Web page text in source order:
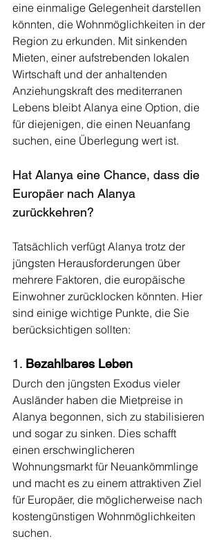
eine einmalige Gelegenheit darstellen
könnten, die Wohnmöglichkeiten in der
Region zu erkunden. Mit sinkenden
Mieten, einer aufstrebenden lokalen
Wirtschaft und der anhaltenden
Anziehungskraft des mediterranen
Lebens bleibt Alanya eine Option, die
für diejenigen, die einen Neuanfang
suchen, eine Überlegung wert ist.
Hat Alanya eine Chance, dass die
Europäer nach Alanya
zurückkehren?
Tatsächlich verfügt Alanya trotz der
jüngsten Herausforderungen über
mehrere Faktoren, die europäische
Einwohner zurücklocken könnten. Hier
sind einige wichtige Punkte, die Sie
berücksichtigen sollten:
1. Bezahlbares Leben
Durch den jüngsten Exodus vieler
Ausländer haben die Mietpreise in
Alanya begonnen, sich zu stabilisieren
und sogar zu sinken. Dies schafft
einen erschwinglicheren
Wohnungsmarkt für Neuankömmlinge
und macht es zu einem attraktiven Ziel
für Europäer, die möglicherweise nach
kostengünstigen Wohnmöglichkeiten
suchen.